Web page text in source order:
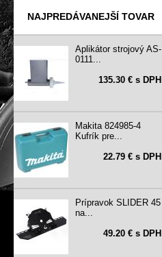
NAJPREDÁVANEJŠÍ TOVAR
Aplikátor strojový AS-
0111...
135.30 € s DPH
Makita 824985-4
Kufrík pre...
22.79 € s DPH
Prípravok SLIDER 45
na...
49.20 € s DPH